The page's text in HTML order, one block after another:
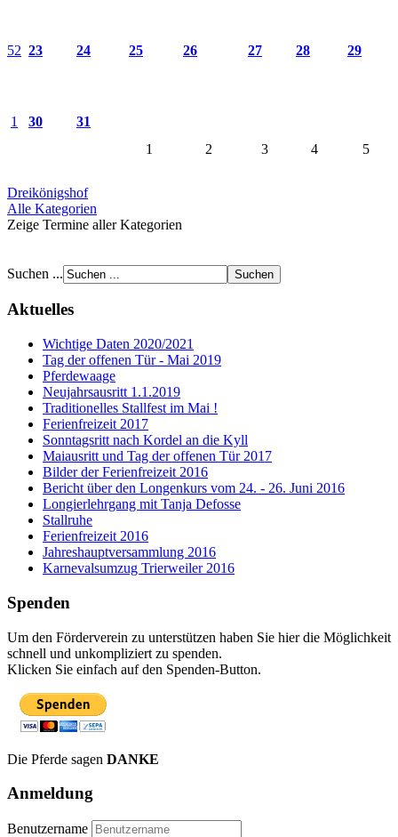
52 23 24 25 26 27 28 29
1 30
31
1
2 3 4 5
Dreikönigshof
Alle Kategorien
Zeige Termine aller Kategorien
Suchen ...
Aktuelles
Wichtige Daten 2020/2021
Tag der offenen Tür - Mai 2019
Pferdewaage
Neujahrsausritt 1.1.2019
Traditionelles Stallfest im Mai !
Ferienfreizeit 2017
Sonntagsritt nach Kordel an die Kyll
Maiausritt und Tag der offenen Tür 2017
Bilder der Ferienfreizeit 2016
Bericht über den Longenkurs vom 24. - 26. Juni 2016
Longierlehrgang mit Tanja Defosse
Stallruhe
Ferienfreizeit 2016
Jahreshauptversammlung 2016
Karnevalsumzug Trierweiler 2016
Spenden
Um den Förderverein zu unterstützen haben Sie hier die Möglichkeit
schnell und unkompliziert zu spenden.
Klicken Sie einfach auf den Spenden-Button.
Die Pferde sagen DANKE
Anmeldung
Benutzername